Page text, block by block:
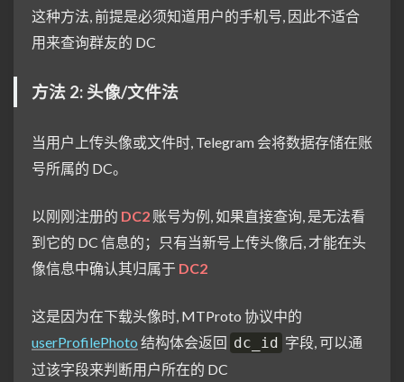
这种方法, 前提是必须知道用户的手机号, 因此不适合
用来查询群友的 DC
方法 2: 头像/文件法
当用户上传头像或文件时, Telegram 会将数据存储在账
号所属的 DC。
以刚刚注册的 DC2 账号为例, 如果直接查询, 是无法看
到它的 DC 信息的；只有当新号上传头像后, 才能在头
像信息中确认其归属于 DC2
这是因为在下载头像时, MTProto 协议中的
userProfilePhoto 结构体会返回 dc_id 字段, 可以通
过该字段来判断用户所在的 DC